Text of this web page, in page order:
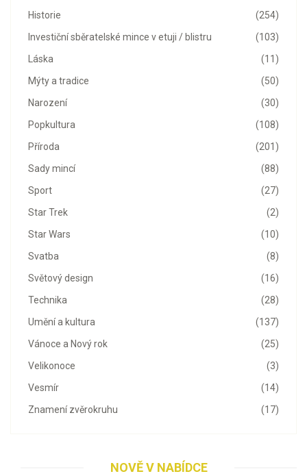
(254)
Historie
(103)
Investiční sběratelské mince v etuji / blistru
(11)
Láska
(50)
Mýty a tradice
(30)
Narození
(108)
Popkultura
(201)
Příroda
(88)
Sady mincí
(27)
Sport
(2)
Star Trek
(10)
Star Wars
(8)
Svatba
(16)
Světový design
(28)
Technika
(137)
Umění a kultura
(25)
Vánoce a Nový rok
(3)
Velikonoce
(14)
Vesmír
(17)
Znamení zvěrokruhu
NOVĚ V NABÍDCE